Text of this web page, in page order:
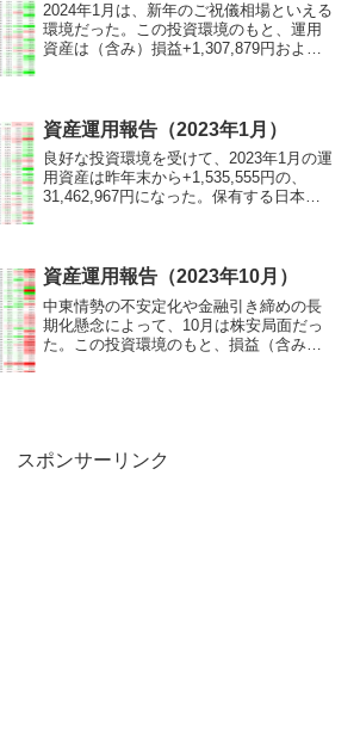
2024年1月は、新年のご祝儀相場といえる
環境だった。この投資環境のもと、運用
資産は（含み）損益+1,307,879円および
資産運用報告（2023年1月）
良好な投資環境を受けて、2023年1月の運
用資産は昨年末から+1,535,555円の、
31,462,967円になった。保有する日本
資産運用報告（2023年10月）
中東情勢の不安定化や金融引き締めの長
期化懸念によって、10月は株安局面だっ
た。この投資環境のもと、損益（含み損
スポンサーリンク